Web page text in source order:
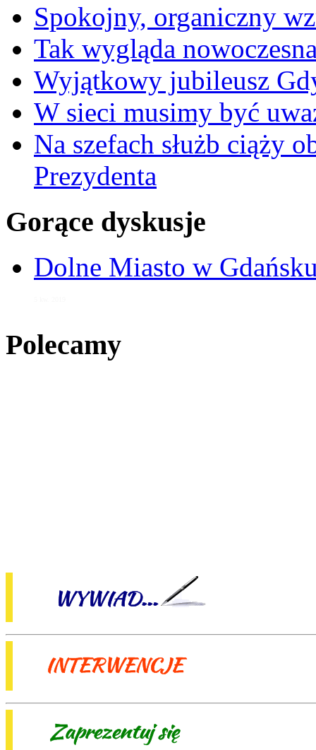
Spokojny, organiczny
Tak wygląda
Wyjątkowy jubileusz
W sieci musimy być
Na szefach służb ciąży
Prezydenta
Gorące dyskusje
Dolne Miasto w
Polecamy